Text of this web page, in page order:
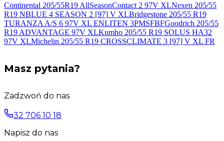
Continental 205/55R19 AllSeasonContact 2 97V XLNexen 205/55
R19 NBLUE 4 SEASON 2 [97] V XLBridgestone 205/55 R19
TURANZA A/S 6 97V XL ENLITEN 3PMSFBFGoodrich 205/55
R19 ADVANTAGE 97V XLKumho 205/55 R19 SOLUS HA32
97V XLMichelin 205/55 R19 CROSSCLIMATE 3 [97] V XL FR
Masz pytania?
Zadzwoń do nas
32 706 10 18
Napisz do nas